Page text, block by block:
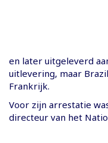
en later uitgeleverd
uitlevering, maar
Frankrijk.
Voor zijn arrestatie
directeur van het